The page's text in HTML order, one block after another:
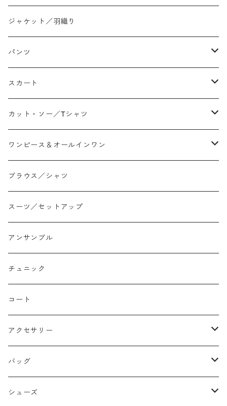
ジャケット／羽織り
パンツ
テーパード
ワイド
スリム/スキニー
ジョガー
イージーパンツ/履き込み
コクーン/バレル/カーブ
ストレート
スカート
ストレート/タイト
フレア
アシンメトリー/切り替え
プリント柄
チェック
リバーシブル
バルーン
カット・ソー／Tシャツ
Tシャツ
ロンtee
ノースリーブ
ワンピース＆オールインワン
ワンピース
ジャンスカ
サロペット オールインワン
ブラウス／シャツ
スーツ／セットアップ
アンサンブル
チュニック
コート
アクセサリー
ネックレス
バングル
バッグ
本革
シューズ